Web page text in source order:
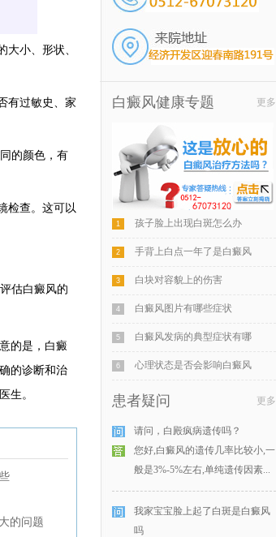
小、形状、
有过敏史、家
的颜色，有
检查。这可以
估白癜风的
的是，白癜
的诊断和治
生。
的问题
白癜风健康专题 更多
1 孩子脸上出现白斑怎么办
2 手背上白点一年了是白癜风
3 白块对容貌上的伤害
4 白癜风图片有哪些症状
5 白癜风发病的典型症状有哪
6 心理状态是否会影响白癜风
患者疑问 更多
请问，白殿疯病遗传吗？
您好,白癜风的遗传几率比较小,一
般是3%-5%左右,单纯遗传因素...
我家宝宝脸上起了白斑是白癜风
吗